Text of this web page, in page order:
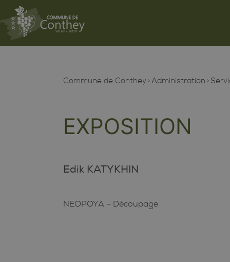
Commune de Conthey Administration
EXPOSITION
Edik KATYKHIN
NEOPOYA – Découpage